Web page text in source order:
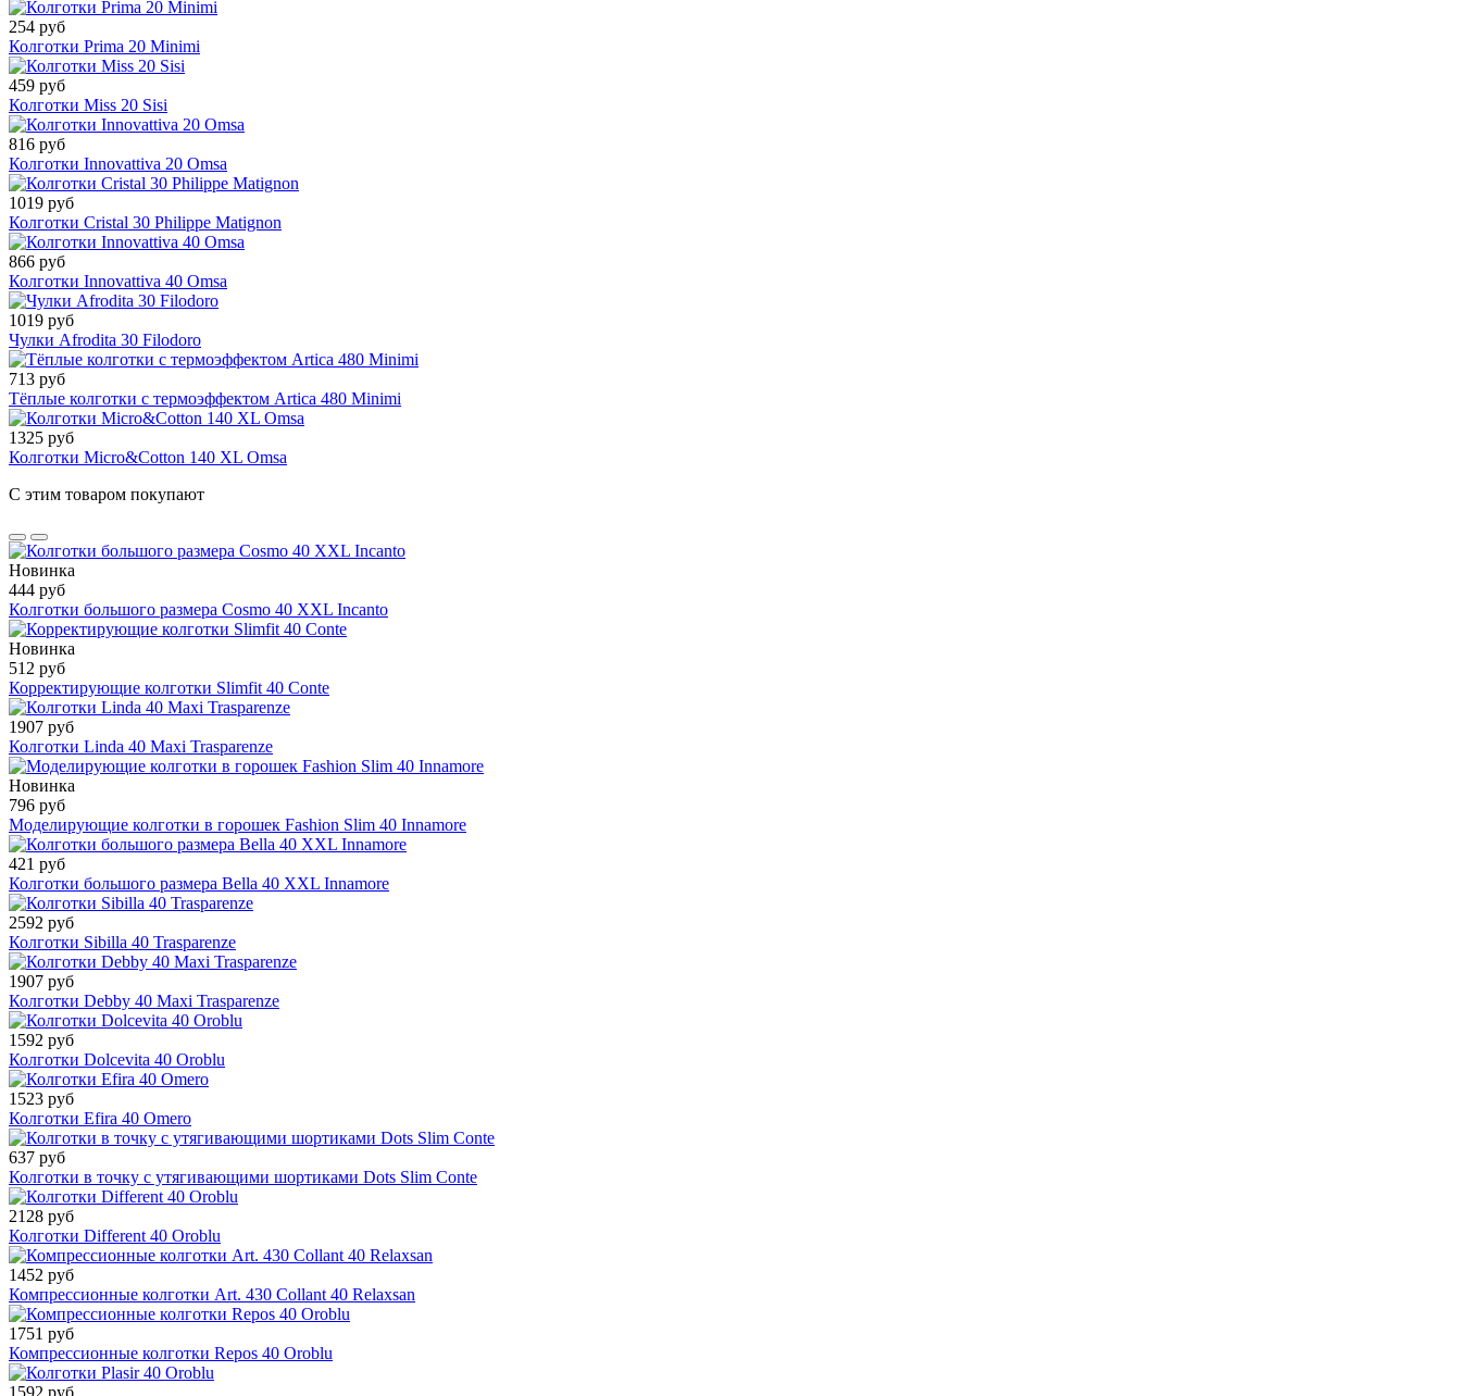
254 руб
Колготки Prima 20 Minimi
459 руб
Колготки Miss 20 Sisi
816 руб
Колготки Innovattiva 20 Omsa
1019 руб
Колготки Cristal 30 Philippe Matignon
866 руб
Колготки Innovattiva 40 Omsa
1019 руб
Чулки Afrodita 30 Filodoro
713 руб
Тёплые колготки с термоэффектом Artica 480 Minimi
1325 руб
Колготки Micro&Cotton 140 XL Omsa
С этим товаром покупают
Новинка
444 руб
Колготки большого размера Cosmo 40 XXL Incanto
Новинка
512 руб
Корректирующие колготки Slimfit 40 Conte
1907 руб
Колготки Linda 40 Maxi Trasparenze
Новинка
796 руб
Моделирующие колготки в горошек Fashion Slim 40 Innamore
421 руб
Колготки большого размера Bella 40 XXL Innamore
2592 руб
Колготки Sibilla 40 Trasparenze
1907 руб
Колготки Debby 40 Maxi Trasparenze
1592 руб
Колготки Dolcevita 40 Oroblu
1523 руб
Колготки Efira 40 Omero
637 руб
Колготки в точку с утягивающими шортиками Dots Slim Conte
2128 руб
Колготки Different 40 Oroblu
1452 руб
Компрессионные колготки Art. 430 Collant 40 Relaxsan
1751 руб
Компрессионные колготки Repos 40 Oroblu